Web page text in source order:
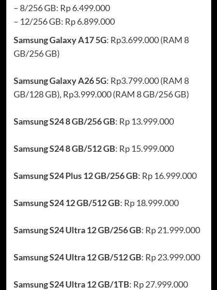
– 8/256 GB: Rp 6.499.000
– 12/256 GB: Rp 6.899.000
Samsung Galaxy A17 5G: Rp3.699.000 (RAM 8
GB/256 GB)
Samsung Galaxy A26 5G: Rp3.799.000 (RAM 8
GB/128 GB), Rp3.999.000 (RAM 8 GB/256 GB)
Samsung S24 8 GB/256 GB: Rp 13.999.000
Samsung S24 8 GB/512 GB: Rp 15.999.000
Samsung S24 Plus 12 GB/256 GB: Rp 16.999.000
Samsung S24 12 GB/512 GB: Rp 18.999.000
Samsung S24 Ultra 12 GB/256 GB: Rp 21.999.000
Samsung S24 Ultra 12 GB/512 GB: Rp 23.999.000
Samsung S24 Ultra 12 GB/1TB: Rp 27.999.000